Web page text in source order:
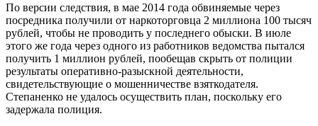
По версии следствия, в мае 2014 года обвиняемые через
посредника получили от наркоторговца 2 миллиона 100 тысяч
рублей, чтобы не проводить у последнего обыски. В июле
этого же года через одного из работников ведомства пытался
получить 1 миллион рублей, пообещав скрыть от полиции
результаты оперативно-разыскной деятельности,
свидетельствующие о мошенничестве взяткодателя.
Степаненко не удалось осуществить план, поскольку его
задержала полиция.